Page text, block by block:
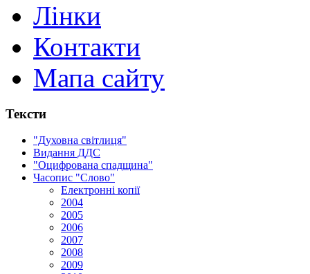
Лінки
Контакти
Мапа сайту
Тексти
"Духовна світлиця"
Видання ДДС
"Оцифрована спадщина"
Часопис "Слово"
Електронні копії
2004
2005
2006
2007
2008
2009